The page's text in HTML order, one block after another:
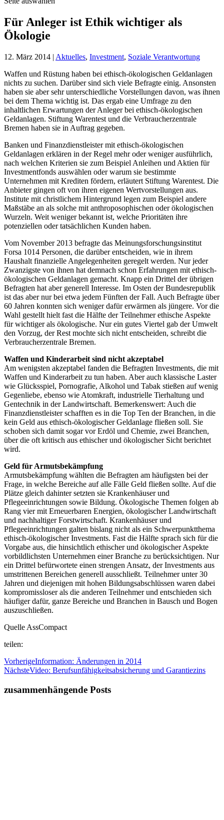
Für Anleger ist Ethik wichtiger als
Ökologie
12. März 2014 | Aktuelles, Investment, Soziale Verantwortung
Waffen und Rüstung haben bei ethisch-ökologischen Geldanlagen
nichts zu suchen. Darüber sind sich viele Befragte einig. Ansonsten
haben sie aber sehr unterschiedliche Vorstellungen davon, was ihnen
bei dem Thema wichtig ist. Das ergab eine Umfrage zu den
inhaltlichen Erwartungen der Anleger bei ethisch-ökologischen
Geldanlagen. Stiftung Warentest und die Verbraucherzentrale
Bremen haben sie in Auftrag gegeben.
Banken und Finanzdienstleister mit ethisch-ökologischen
Geldanlagen erklären in der Regel mehr oder weniger ausführlich,
nach welchen Kriterien sie zum Beispiel Anleihen und Aktien für
Investmentfonds auswählen oder warum sie bestimmte
Unternehmen mit Krediten fördern, erläutert Stiftung Warentest. Die
Anbieter gingen oft von ihren eigenen Wertvorstellungen aus.
Institute mit christlichem Hintergrund legen zum Beispiel andere
Maßstäbe an als solche mit anthroposophischen oder ökologischen
Wurzeln. Weit weniger bekannt ist, welche Prioritäten ihre
potenziellen oder tatsächlichen Kunden haben.
Vom November 2013 befragte das Meinungsforschungsinstitut
Forsa 1014 Personen, die darüber entscheiden, wie in ihrem
Haushalt finanzielle Angelegenheiten geregelt werden. Nur jeder
Zwanzigste von ihnen hat demnach schon Erfahrungen mit ethisch-
ökologischen Geldanlagen gemacht. Knapp ein Drittel der übrigen
Befragten hat aber generell Interesse. Im Osten der Bundesrepublik
ist das aber nur bei etwa jedem Fünften der Fall. Auch Befragte über
60 Jahren konnten sich weniger dafür erwärmen als jüngere. Vor die
Wahl gestellt hielt fast die Hälfte der Teilnehmer ethische Aspekte
für wichtiger als ökologische. Nur ein gutes Viertel gab der Umwelt
den Vorzug, der Rest mochte sich nicht entscheiden, schreibt die
Verbraucherzentrale Bremen.
Waffen und Kinderarbeit sind nicht akzeptabel
Am wenigsten akzeptabel fanden die Befragten Investments, die mit
Waffen und Kinderarbeit zu tun haben. Aber auch klassische Laster
wie Glücksspiel, Pornografie, Alkohol und Tabak stießen auf wenig
Gegenliebe, ebenso wie Atomkraft, industrielle Tierhaltung und
Gentechnik in der Landwirtschaft. Bemerkenswert: Auch die
Finanzdienstleister schafften es in die Top Ten der Branchen, in die
kein Geld aus ethisch-ökologischer Geldanlage fließen soll. Sie
schoben sich damit sogar vor Erdöl und Chemie, zwei Branchen,
über die oft kritisch aus ethischer und ökologischer Sicht berichtet
wird.
Geld für Armutsbekämpfung
Armutsbekämpfung wählten die Befragten am häufigsten bei der
Frage, in welche Bereiche auf alle Fälle Geld fließen sollte. Auf die
Plätze gleich dahinter setzten sie Krankenhäuser und
Pflegeeinrichtungen sowie Bildung. Ökologische Themen folgen ab
Rang vier mit Erneuerbaren Energien, ökologischer Landwirtschaft
und nachhaltiger Forstwirtschaft. Krankenhäuser und
Pflegeeinrichtungen galten bislang nicht als ein Schwerpunktthema
ethisch-ökologischer Investments. Fast die Hälfte sprach sich für die
Vorgabe aus, die hinsichtlich ethischer und ökologischer Aspekte
vorbildlichsten Unternehmen einer Branche zu berücksichtigen. Nur
ein Drittel befürwortete einen strengen Ansatz, der Investments aus
umstrittenen Bereichen generell ausschließt. Teilnehmer unter 30
Jahren und diejenigen mit hohen Bildungsabschlüssen waren dabei
kompromissloser als die anderen Teilnehmer und entschieden sich
häufiger dafür, ganze Bereiche und Branchen in Bausch und Bogen
auszuschließen.
Quelle AssCompact
teilen:
VorherigeInformation: Änderungen in 2014
NächsteVideo: Berufsunfähigkeitsabsicherung und Garantiezins
zusammenhängende Posts